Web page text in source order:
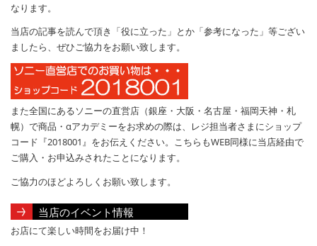
なります。
当店の記事を読んで頂き「役に立った」とか「参考になった」等ござい
ましたら、ぜひご協力をお願い致します。
また全国にあるソニーの直営店（銀座・大阪・名古屋・福岡天神・札
幌）で商品・αアカデミーをお求めの際は、レジ担当者さまにショップ
コード『2018001』をお伝えください。こちらもWEB同様に当店経由で
ご購入・お申込みされたことになります。
ご協力のほどよろしくお願い致します。
当店のイベント情報
お店にて楽しい時間をお届け中！